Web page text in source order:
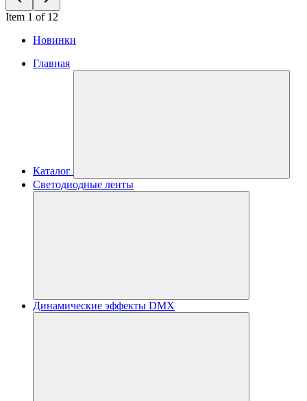
Item 1 of 12
Новинки
Главная
Каталог
Светодиодные ленты
Динамические эффекты DMX